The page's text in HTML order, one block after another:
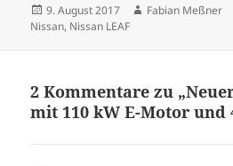
Veröffentlicht
am
9. August 2017 Autor
Fabian Meßner
Nissan, Nissan LEAF
2 Kommentare zu
mit 110 kW E-Motor und